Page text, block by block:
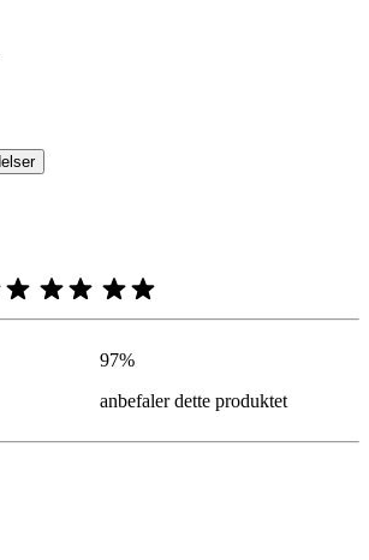
av Bazaarvoice og overholder
form av produkt- og stjernevurdering er
97%
anbefaler dette produktet